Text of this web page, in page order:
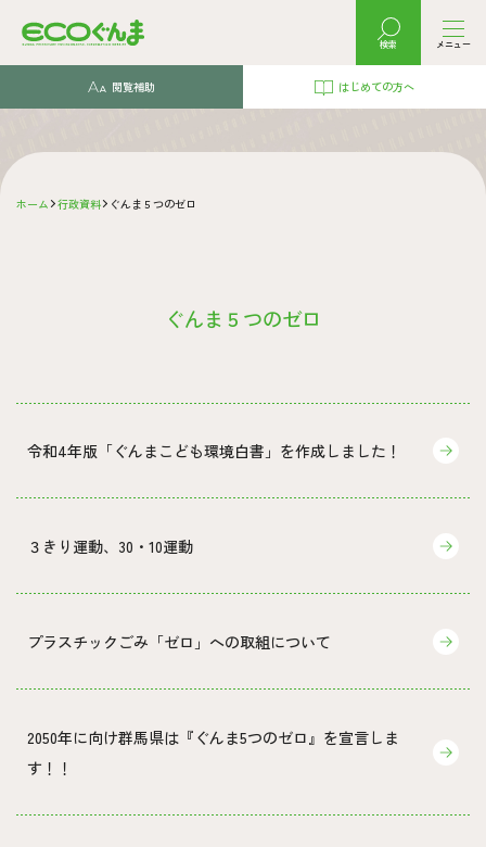
メニュー
検索
閲覧補助 はじめての方へ
ホーム 行政資料 ぐんま５つのゼロ
ぐんま５つのゼロ
令和4年版「ぐんまこども環境白書」を作成しました！
３きり運動、30・10運動
プラスチックごみ「ゼロ」への取組について
2050年に向け群馬県は『ぐんま5つのゼロ』を宣言しま
す！！